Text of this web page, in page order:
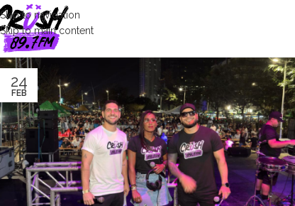
Skip to navigation
Skip to main content
24
FEB